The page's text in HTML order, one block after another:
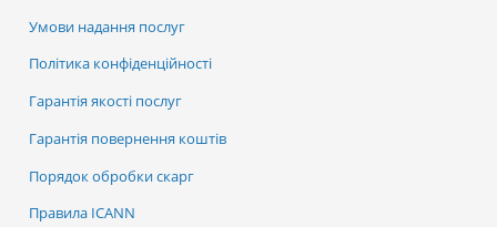
Умови надання послуг
Політика конфіденційності
Гарантія якості послуг
Гарантія повернення коштів
Порядок обробки скарг
Правила ICANN